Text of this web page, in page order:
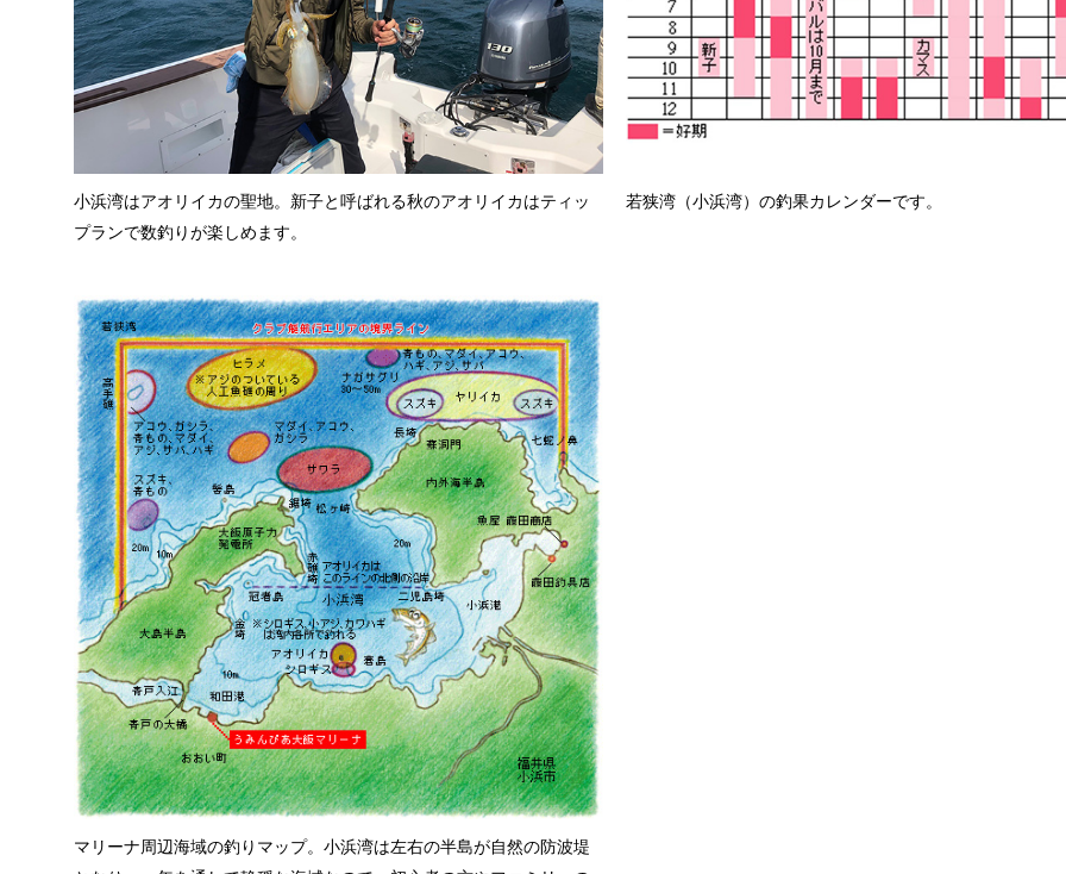
小浜湾はアオリイカの聖地。新子と呼ばれる秋のアオリイカはティッ
プランで数釣りが楽しめます。
若狭湾（小浜湾）の釣果カレンダーです。
マリーナ周辺海域の釣りマップ。小浜湾は左右の半島が自然の防波堤